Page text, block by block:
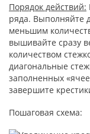
Порядок действий:
ряда. Выполняйте
меньшим
вышивайте сразу
количеством
диагональные
заполненных
завершите
Пошаговая схема: